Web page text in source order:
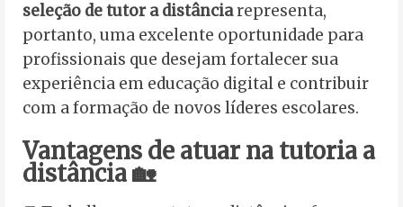
seleção de tutor a distânciarepresenta,
portanto, uma excelente oportunidade para
profissionais que desejam fortalecer sua
experiência em educação digital e contribuir
com a formação de novos líderes escolares.
Vantagens de atuar na tutoria a
distância 🏡